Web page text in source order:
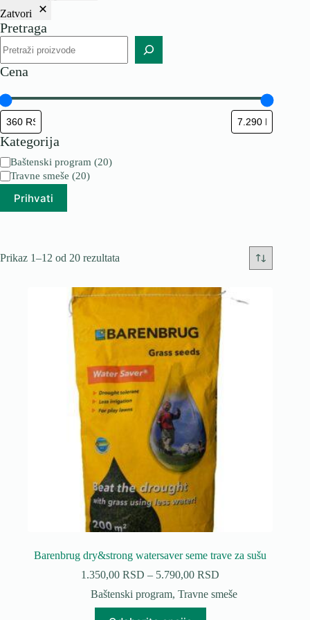
Prikaz 1–12 od 20 rezultata
Barenbrug dry&strong watersaver seme trave za sušu
1.350,00RSD – 5.790,00RSD
od
Baštenski program,Travne smeše
Zatvori
Pretraga
Cena
Kategorija
Kategorija
Baštenski program (20)
Travne smeše (20)
Prihvati